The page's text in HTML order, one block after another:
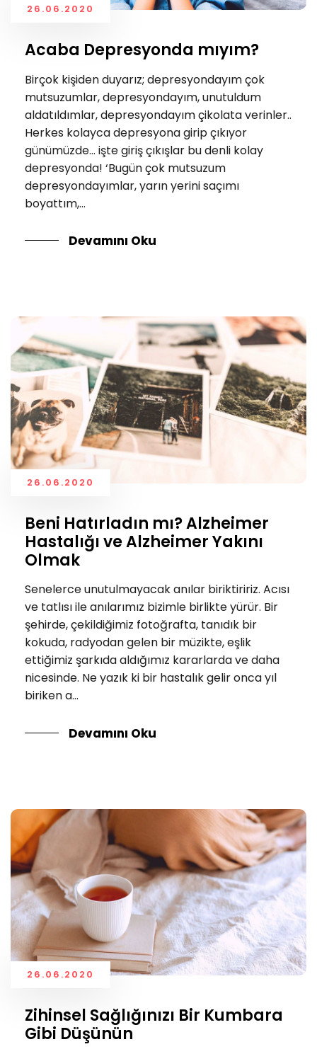
26.06.2020
Acaba Depresyonda mıyım?
Birçok kişiden duyarız; depresyondayım çok
mutsuzumlar, depresyondayım, unutuldum
aldatıldımlar, depresyondayım çikolata verinler..
Herkes kolayca depresyona girip çıkıyor
günümüzde… işte giriş çıkışlar bu denli kolay
depresyonda! ‘Bugün çok mutsuzum
depresyondayımlar, yarın yerini saçımı
boyattım,...
Devamını Oku
26.06.2020
Beni Hatırladın mı? Alzheimer
Hastalığı ve Alzheimer Yakını
Olmak
Senelerce unutulmayacak anılar biriktiririz. Acısı
ve tatlısı ile anılarımız bizimle birlikte yürür. Bir
şehirde, çekildiğimiz fotoğrafta, tanıdık bir
kokuda, radyodan gelen bir müzikte, eşlik
ettiğimiz şarkıda aldığımız kararlarda ve daha
nicesinde. Ne yazık ki bir hastalık gelir onca yıl
biriken a...
Devamını Oku
26.06.2020
Zihinsel Sağlığınızı Bir Kumbara
Gibi Düşünün